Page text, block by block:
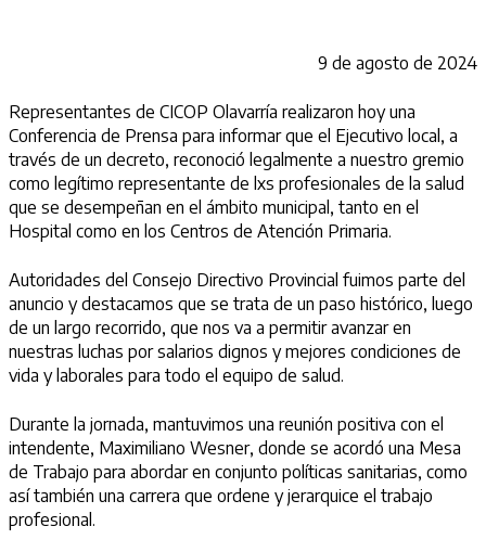
9 de agosto de 2024
Representantes de CICOP Olavarría realizaron hoy una
Conferencia de Prensa para informar que el Ejecutivo local, a
través de un decreto, reconoció legalmente a nuestro gremio
como legítimo representante de lxs profesionales de la salud
que se desempeñan en el ámbito municipal, tanto en el
Hospital como en los Centros de Atención Primaria.
Autoridades del Consejo Directivo Provincial fuimos parte del
anuncio y destacamos que se trata de un paso histórico, luego
de un largo recorrido, que nos va a permitir avanzar en
nuestras luchas por salarios dignos y mejores condiciones de
vida y laborales para todo el equipo de salud.
Durante la jornada, mantuvimos una reunión positiva con el
intendente, Maximiliano Wesner, donde se acordó una Mesa
de Trabajo para abordar en conjunto políticas sanitarias, como
así también una carrera que ordene y jerarquice el trabajo
profesional.